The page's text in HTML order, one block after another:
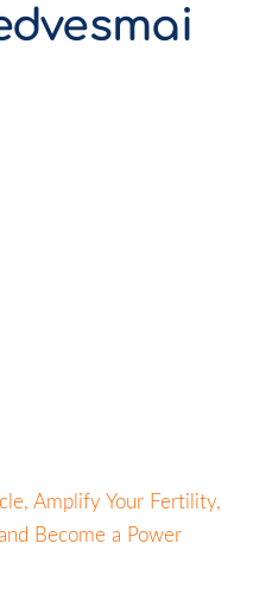
Amplify Your Fertility,
Become a Power